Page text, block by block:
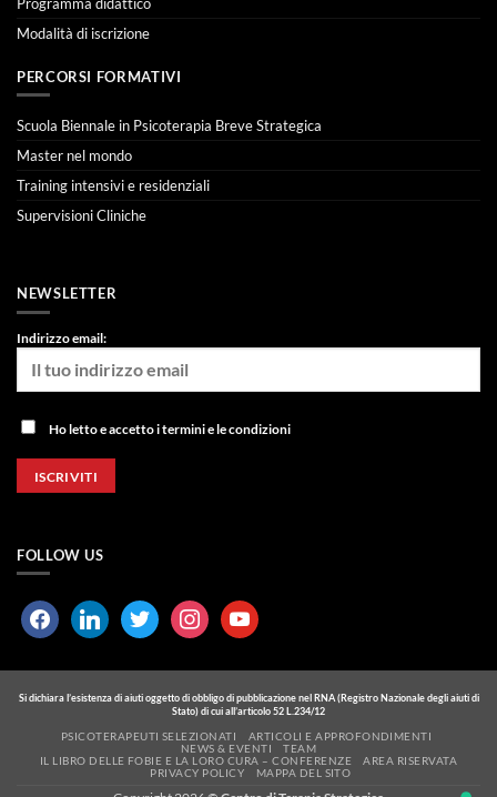
Modalità di iscrizione
PERCORSI FORMATIVI
Scuola Biennale in Psicoterapia Breve Strategica
Master nel mondo
Training intensivi e residenziali
Supervisioni Cliniche
NEWSLETTER
Indirizzo email:
Ho letto e accetto i termini e le condizioni
FOLLOW US
facebooklinkedin twitter instagramyoutube
Si dichiara l’esistenza di aiuti oggetto di obbligo di pubblicazione nel RNA (Registro Nazionale degli aiuti di
Stato) di cui all’articolo 52 L.234/12
PSICOTERAPEUTI SELEZIONATI
ARTICOLI E APPROFONDIMENTI
NEWS & EVENTI
TEAM
IL LIBRO DELLE FOBIE E LA LORO CURA – CONFERENZE
AREA RISERVATA
PRIVACY POLICY
MAPPA DEL SITO